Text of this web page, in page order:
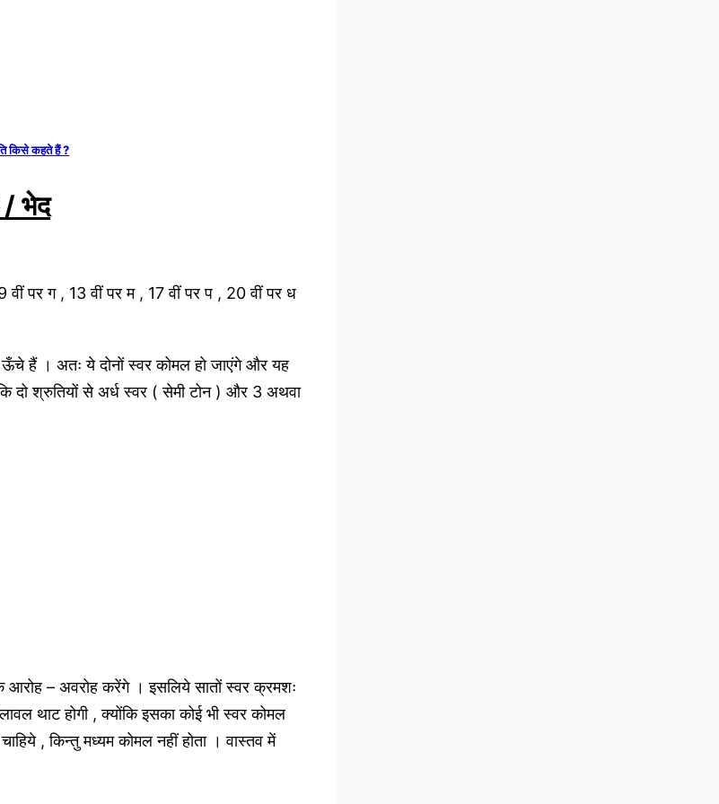
किसे कहते हैं ?
/ भेद
वीं पर ग , 13 वीं पर म , 17 वीं पर प , 20 वीं पर ध
हैं । अतः ये दोनों स्वर कोमल हो जाएंगे और यह
दो श्रुतियों से अर्ध स्वर ( सेमी टोन ) और 3 अथवा
– अवरोह करेंगे । इसलिये सातों स्वर क्रमशः
थाट होगी , क्योंकि इसका कोई भी स्वर कोमल
, किन्तु मध्यम कोमल नहीं होता । वास्तव में